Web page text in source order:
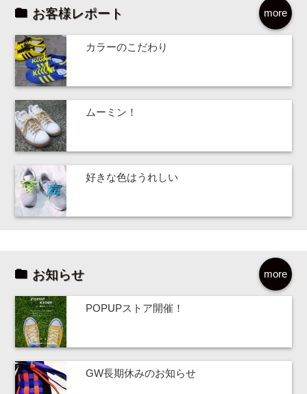
more
お客様レポート
カラーのこだわり
ムーミン！
好きな色はうれしい
more
お知らせ
POPUPストア開催！
GW長期休みのお知らせ